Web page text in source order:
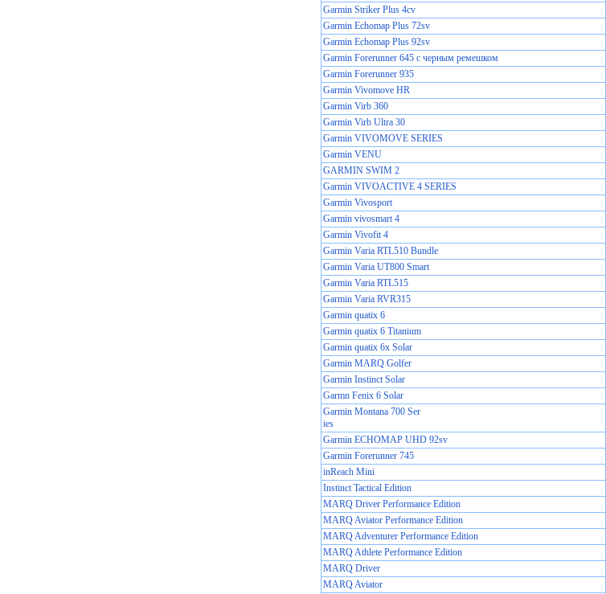
Garmin Striker Plus 4cv
Garmin Echomap Plus 72sv
Garmin Echomap Plus 92sv
Garmin Forerunner 645 с черным ремешком
Garmin Forerunner 935
Garmin Vivomove HR
Garmin Virb 360
Garmin Virb Ultra 30
Garmin VIVOMOVE SERIES
Garmin VENU
GARMIN SWIM 2
Garmin VIVOACTIVE 4 SERIES
Garmin Vivosport
Garmin vivosmart 4
Garmin Vivofit 4
Garmin Varia RTL510 Bundle
Garmin Varia UT800 Smart
Garmin Varia RTL515
Garmin Varia RVR315
Garmin quatix 6
Garmin quatix 6 Titanium
Garmin quatix 6x Solar
Garmin MARQ Golfer
Garmin Instinct Solar
Garmn Fenix 6 Solar
Garmin Montana 700 Ser
ies
Garmin ECHOMAP UHD 92sv
Garmin Forerunner 745
inReach Mini
Instinct Tactical Edition
MARQ Driver Performance Edition
MARQ Aviator Performance Edition
MARQ Adventurer Performance Edition
MARQ Athlete Performance Edition
MARQ Driver
MARQ Aviator